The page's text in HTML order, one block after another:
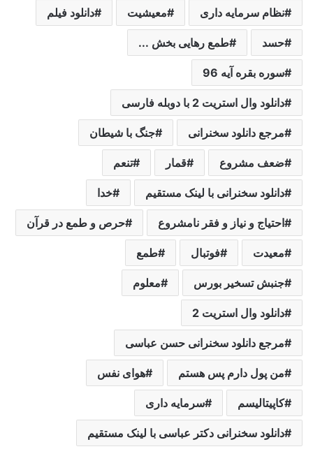
نظام سرمایه داری معیشیت دانلود فیلم
حسد طمع رهایی بخش ...
سوره بقره آیه 96
دانلود وال استریت 2 با دوبله فارسی
مرجع دانلود سخنرانی جنگ با شیطان
ضعف مشروع قمار تنعم
دانلود سخنرانی با لینک مستقیم خدا
احتیاج و نیاز و فقر نامشروع حرص و طمع در قرآن
معیدت فوتبال طمع
جنبش تسخیر بورس معلوم
دانلود وال استریت 2
مرجع دانلود سخنرانی حسن عباسی
من پول دارم پس هستم هوای نفس
کاپیتالیسم سرمایه داری
دانلود سخنرانی دکتر عباسی با لینک مستقیم